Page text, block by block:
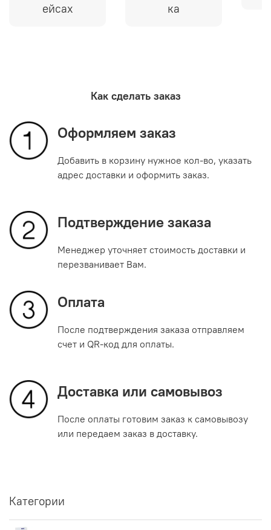
ейсах
ка
Как сделать заказ
Оформляем заказ
Добавить в корзину нужное кол-во, указать
адрес доставки и оформить заказ.
Подтверждение заказа
Менеджер уточняет стоимость доставки и
перезванивает Вам.
Оплата
После подтверждения заказа отправляем
счет и QR-код для оплаты.
Доставка или самовывоз
После оплаты готовим заказ к самовывозу
или передаем заказ в доставку.
Категории